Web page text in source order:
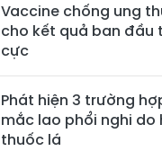
Vaccine chống ung
cho kết quả ban đầu
cực
Phát hiện 3 trường
mắc lao phổi nghi do
thuốc lá